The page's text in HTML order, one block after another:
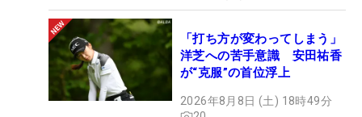
「打ち方が変わってしまう」
洋芝への苦手意識 安田祐香
が“克服”の首位浮上
2026年8月8日 (土) 18時49分